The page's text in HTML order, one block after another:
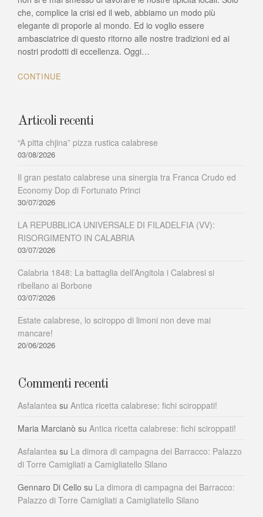
ha
il
suo,
lo
che, complice la crisi ed il web, abbiamo un modo più
elegante di proporle al mondo. Ed io voglio essere
ambasciatrice di questo ritorno alle nostre tradizioni ed ai
nostri prodotti di eccellenza. Oggi…
CONTINUE
Articoli recenti
“A pitta chjina” pizza rustica calabrese
03/08/2026
Il gran pestato calabrese una sinergia tra Franca Crudo ed
Economy Dop di Fortunato Princi
30/07/2026
LA REPUBBLICA UNIVERSALE DI FILADELFIA (VV):
RISORGIMENTO IN CALABRIA
03/07/2026
Calabria 1848: La battaglia dell’Angitola i Calabresi si
ribellano ai Borbone
03/07/2026
Estate calabrese, lo sciroppo di limoni non deve mai
mancare!
20/06/2026
Commenti recenti
Asfalantea su Antica ricetta calabrese: fichi sciroppati!
Maria Marcianò su Antica ricetta calabrese: fichi sciroppati!
Asfalantea su La dimora di campagna dei Barracco: Palazzo
di Torre Camigliati a Camigliatello Silano
Gennaro Di Cello su La dimora di campagna dei Barracco:
Palazzo di Torre Camigliati a Camigliatello Silano